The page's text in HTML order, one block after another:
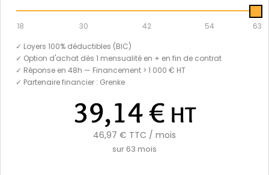
18 30 42 54
63
✓ Loyers 100% déductibles (BIC)
✓ Option d'achat dès 1 mensualité en + en fin de contrat
✓ Réponse en 48h — Financement > 1 000 € HT
✓ Partenaire financier : Grenke
39,14 € HT
46,97 € TTC / mois
sur 63 mois